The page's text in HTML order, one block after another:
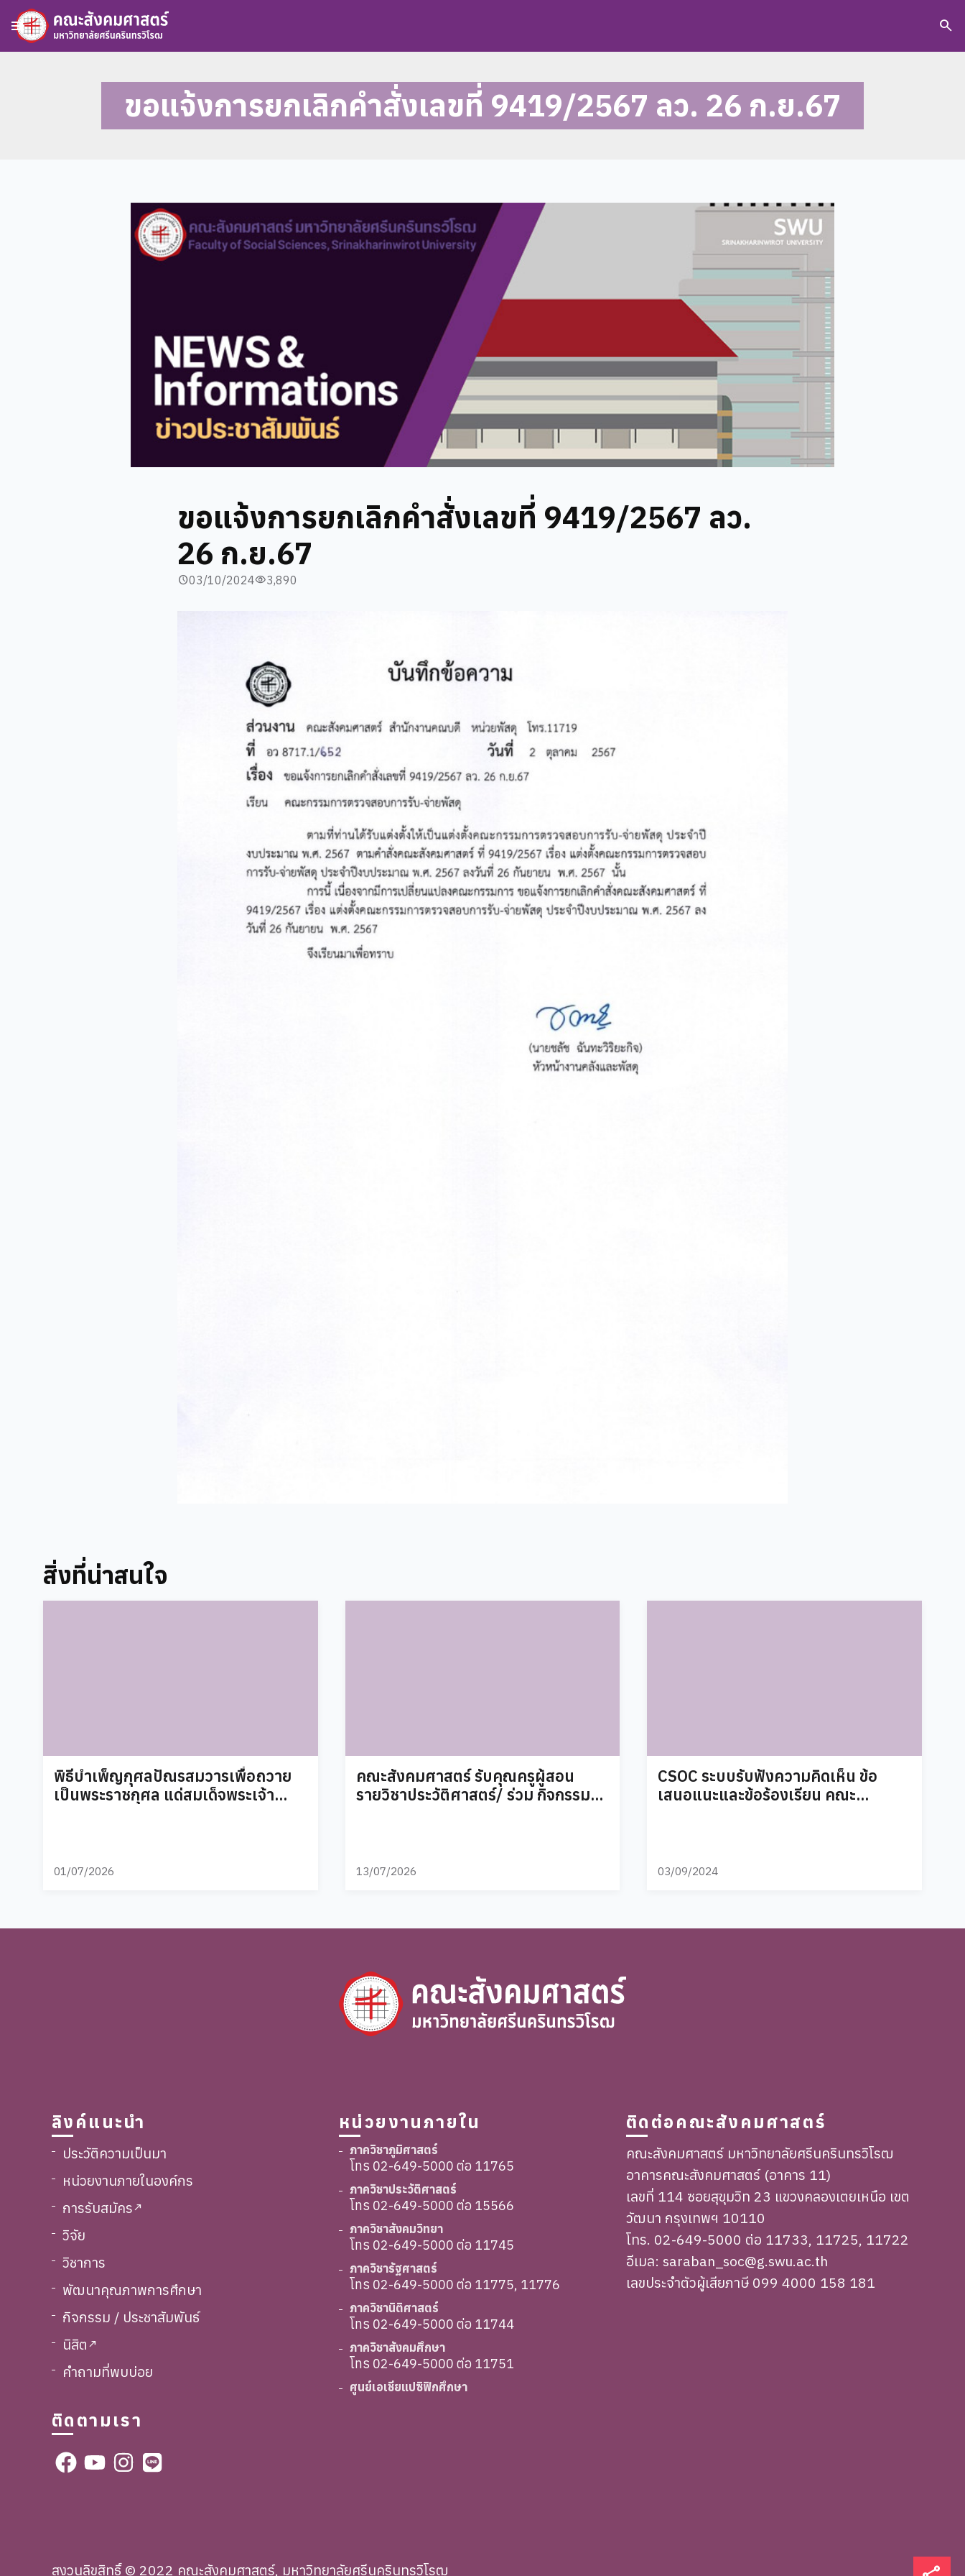
menu search
ขอแจ้งการยกเลิกคำสั่งเลขที่ 9419/2567 ลว. 26 ก.ย.67
ขอแจ้งการยกเลิกคำสั่งเลขที่ 9419/2567 ลว.
26 ก.ย.67
schedule03/10/2024visibility3,890
สิ่งที่น่าสนใจ
พิธีบำเพ็ญกุศลปัณรสมวารเพื่อถวาย
เป็นพระราชกุศล แด่สมเด็จพระเจ้า
01/07/2026
คณะสังคมศาสตร์ รับคุณครูผู้สอน
รายวิชาประวัติศาสตร์/ ร่วม กิจกรรม
13/07/2026
CSOC ระบบรับฟังความคิดเห็น ข้อ
เสนอแนะและข้อร้องเรียน คณะ
03/09/2024
ลิงค์แนะนำ
ประวัติความเป็นมา
หน่วยงานภายในองค์กร
การรับสมัครcall_made
วิจัย
วิชาการ
พัฒนาคุณภาพการศึกษา
กิจกรรม / ประชาสัมพันธ์
นิสิต call_made
คำถามที่พบบ่อย
หน่วยงานภายใน
ภาควิชาภูมิศาสตร์
โทร 02-649-5000 ต่อ 11765
ภาควิชาประวัติศาสตร์
โทร 02-649-5000 ต่อ 15566
ภาควิชาสังคมวิทยา
โทร 02-649-5000 ต่อ 11745
ภาควิชารัฐศาสตร์
โทร 02-649-5000 ต่อ 11775, 11776
ภาควิชานิติศาสตร์
โทร 02-649-5000 ต่อ 11744
ภาควิชาสังคมศึกษา
โทร 02-649-5000 ต่อ 11751
ศูนย์เอเชียแปซิฟิกศึกษา
ติดต่อคณะสังคมศาสตร์
คณะสังคมศาสตร์ มหาวิทยาลัยศรีนครินทรวิโรฒ
อาคารคณะสังคมศาสตร์ (อาคาร 11)
เลขที่ 114 ซอยสุขุมวิท 23 แขวงคลองเตยเหนือ เขต
วัฒนา กรุงเทพฯ 10110
โทร. 02-649-5000 ต่อ 11733, 11725, 11722
อีเมล: saraban_soc@g.swu.ac.th
เลขประจำตัวผู้เสียภาษี 099 4000 158 181
ติดตามเรา
สงวนลิขสิทธิ์ © 2022 คณะสังคมศาสตร์, มหาวิทยาลัยศรีนครินทรวิโรฒ